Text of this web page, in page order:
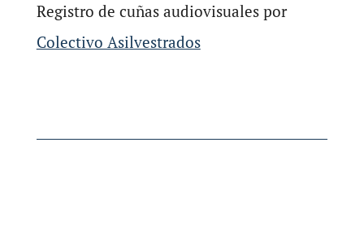
Registro de cuñas audiovisuales por
Colectivo Asilvestrados